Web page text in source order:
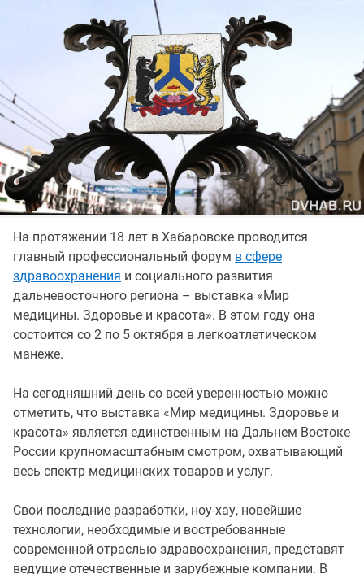
На протяжении 18 лет в Хабаровске проводится
главный профессиональный форум в сфере
здравоохранения и социального развития
дальневосточного региона – выставка «Мир
медицины. Здоровье и красота». В этом году она
состоится со 2 по 5 октября в легкоатлетическом
манеже.
На сегодняшний день со всей уверенностью можно
отметить, что выставка «Мир медицины. Здоровье и
красота» является единственным на Дальнем Востоке
России крупномасштабным смотром, охватывающий
весь спектр медицинских товаров и услуг.
Свои последние разработки, ноу-хау, новейшие
технологии, необходимые и востребованные
современной отраслью здравоохранения, представят
ведущие отечественные и зарубежные компании. В